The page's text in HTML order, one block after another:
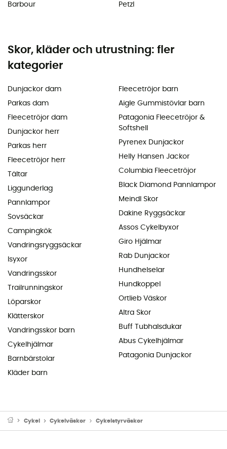
Barbour
Petzl
Skor, kläder och utrustning: fler
kategorier
Dunjackor dam
Parkas dam
Fleecetröjor dam
Dunjackor herr
Parkas herr
Fleecetröjor herr
Tältar
Liggunderlag
Pannlampor
Sovsäckar
Campingkök
Vandringsryggsäckar
Isyxor
Vandringsskor
Trailrunningskor
Löparskor
Klätterskor
Vandringsskor barn
Cykelhjälmar
Barnbärstolar
Kläder barn
Fleecetröjor barn
Aigle Gummistövlar barn
Patagonia Fleecetröjor &
Softshell
Pyrenex Dunjackor
Helly Hansen Jackor
Columbia Fleecetröjor
Black Diamond Pannlampor
Meindl Skor
Dakine Ryggsäckar
Assos Cykelbyxor
Giro Hjälmar
Rab Dunjackor
Hundhelselar
Hundkoppel
Ortlieb Väskor
Altra Skor
Buff Tubhalsdukar
Abus Cykelhjälmar
Patagonia Dunjackor
Cykel Cykelväskor Cykelstyrväskor